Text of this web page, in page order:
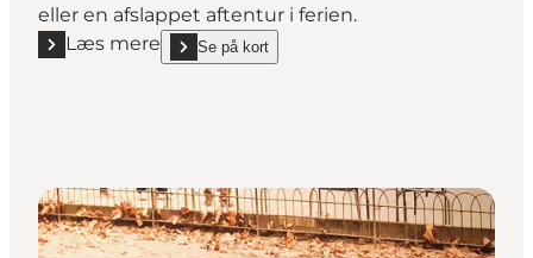
eller en afslappet aftentur i ferien.
Læs mere
Læs mere "LAVA Café & Bar"
Se på kort
show LAVA Café & Bar on_map